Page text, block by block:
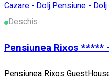
Cazare - Dolj Pensiune - Dolj
Deschis
Pensiunea Rixos *****
Pensiunea Rixos